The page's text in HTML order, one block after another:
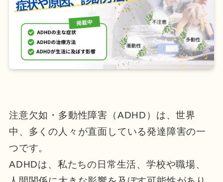
注意欠如・多動性障害（ADHD）は、世界
中、多くの人々が直面している発達障害の一
つです。
ADHDは、私たちの日常生活、学校や職場、